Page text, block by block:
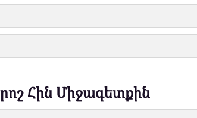
Հին Միջագետքին